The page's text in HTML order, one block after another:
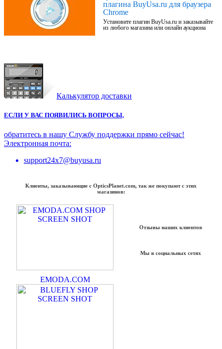
плагина BuyUsa.ru для браузера
Chrome
Установите плагин BuyUsa.ru и заказывайте
из любого магазина или онлайн аукциона
Калькулятор доставки
ЕСЛИ У ВАС ПОЯВИЛИСЬ ВОПРОСЫ,
обратитесь в нашу Службу поддержки прямо сейчас!
Электронная почта:
support24x7@buyusa.ru
Клиенты, заказывающие с OpticsPlanet.com, так же покупают с этих
магазинов:
EMODA.COM
Отзывы наших клиентов
Мы в социальных сетях